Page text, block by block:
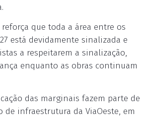
que toda a área entre os
está devidamente sinalizada e
a respeitarem a sinalização,
enquanto as obras continuam
das marginais fazem parte de
de infraestrutura da ViaOeste, em